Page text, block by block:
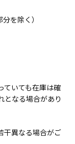
を除く）
ていても在庫は確
となる場合があり
干異なる場合がご